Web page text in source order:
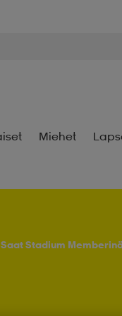
Miehet
Saat Stadium